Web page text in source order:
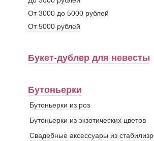
От 3000 до 5000 рублей
От 5000 рублей
Букет-дублер для невесты
Бутоньерки
Бутоньерки из роз
Бутоньерки из экзотических цветов
Свадебные аксессуары из